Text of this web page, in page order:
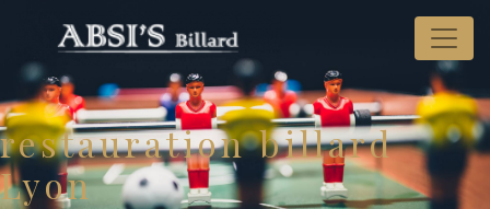
restauration billard
Lyon